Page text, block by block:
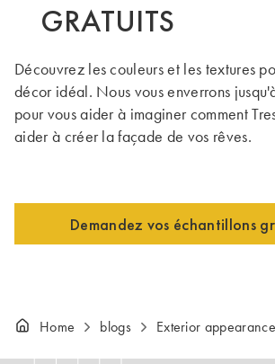
GRATUITS
Découvrez les couleurs et les textures
décor idéal. Nous vous enverrons
pour vous aider à imaginer comment
aider à créer la façade de vos rêves.
Demandez vos échantillons
Home blogs Exterior